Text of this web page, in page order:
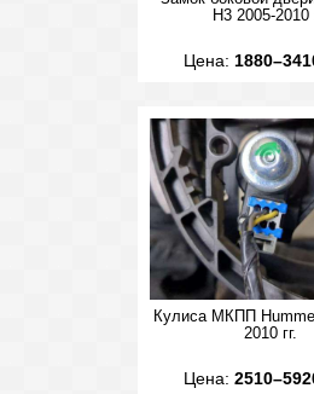
H3 2005-2010
Цена:
Кулиса МКПП
2010 гг.
Цена: